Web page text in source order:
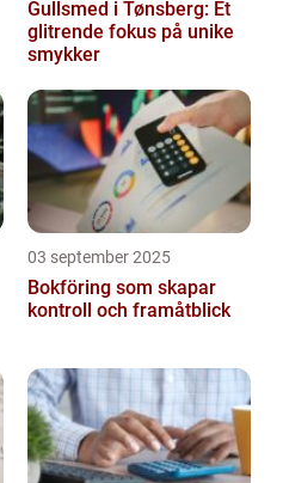
Gullsmed i Tønsberg: Et
glitrende fokus på unike
smykker
03 september 2025
Bokföring som skapar
kontroll och framåtblick